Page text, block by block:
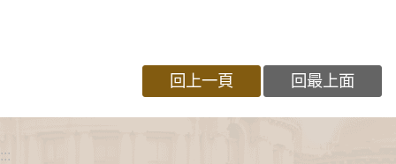
回上一頁 回最上面
:::